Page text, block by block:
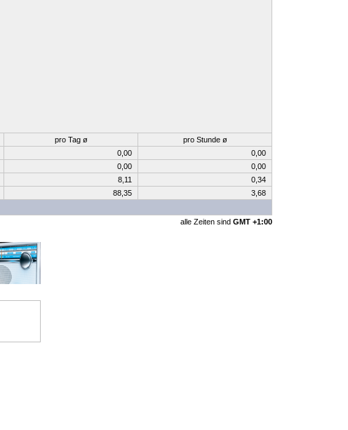
pro Tag ø
pro Stunde ø
0,00
0,00
0,00
0,00
8,11
0,34
88,35 3,68
alle Zeiten sind GMT +1:00